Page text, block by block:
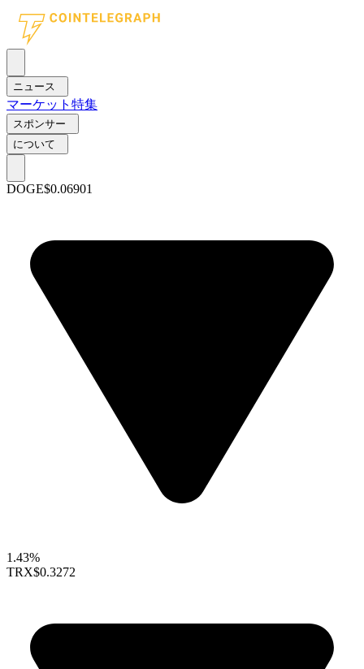
ニュース
マーケット 特集
スポンサー
について
DOGE$0.06901
1.43%
TRX$0.3272